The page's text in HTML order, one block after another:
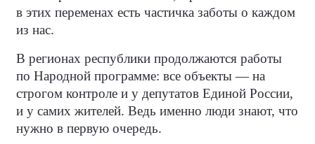
в этих переменах есть частичка заботы о каждом
из нас.
В регионах республики продолжаются работы
по Народной программе: все объекты — на
строгом контроле и у депутатов Единой России,
и у самих жителей. Ведь именно люди знают, что
нужно в первую очередь.